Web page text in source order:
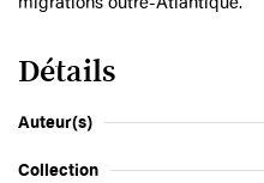
Détails
Auteur(s)
Collection